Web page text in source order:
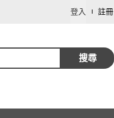
登入 註冊
搜尋